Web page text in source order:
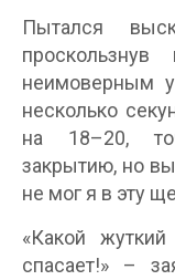
Пытался
неимоверным
несколько
на 18–20,
закрытию, но
не мог я в эту
«Какой
спасает!» –